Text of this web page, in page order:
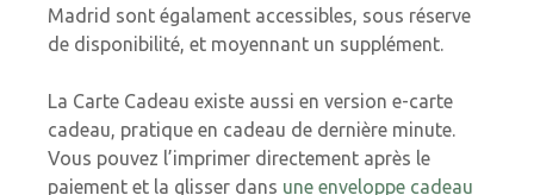
Madrid sont égalament accessibles, sous réserve
de disponibilité, et moyennant un supplément.
La Carte Cadeau existe aussi en version e-carte
cadeau, pratique en cadeau de dernière minute.
Vous pouvez l’imprimer directement après le
paiement et la glisser dans une enveloppe cadeau